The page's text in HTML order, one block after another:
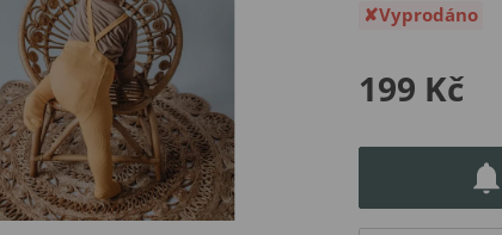
Vyprodáno
199 Kč